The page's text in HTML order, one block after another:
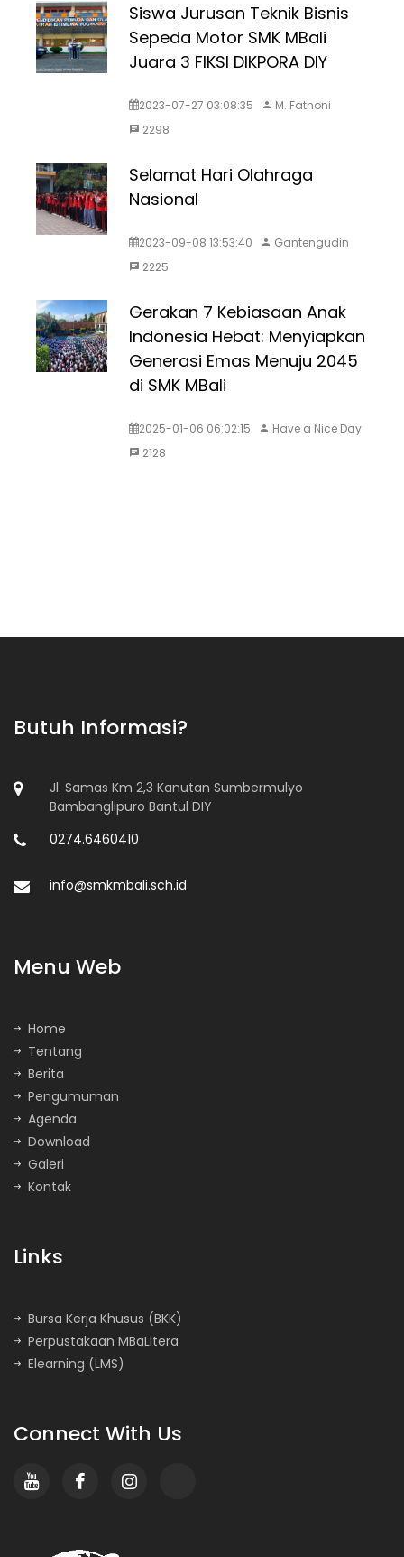
Siswa Jurusan Teknik Bisnis
Sepeda Motor SMK MBali
Juara 3 FIKSI DIKPORA DIY
2023-07-27 03:08:35
M. Fathoni
2298
Selamat Hari Olahraga
Nasional
2023-09-08 13:53:40
Gantengudin
2225
Gerakan 7 Kebiasaan Anak
Indonesia Hebat: Menyiapkan
Generasi Emas Menuju 2045
di SMK MBali
2025-01-06 06:02:15
Have a Nice Day
2128
Butuh Informasi?
Jl. Samas Km 2,3 Kanutan Sumbermulyo
Bambanglipuro Bantul DIY
0274.6460410
info@smkmbali.sch.id
Menu Web
Home
Tentang
Berita
Pengumuman
Agenda
Download
Galeri
Kontak
Links
Bursa Kerja Khusus (BKK)
Perpustakaan MBaLitera
Elearning (LMS)
Connect With Us